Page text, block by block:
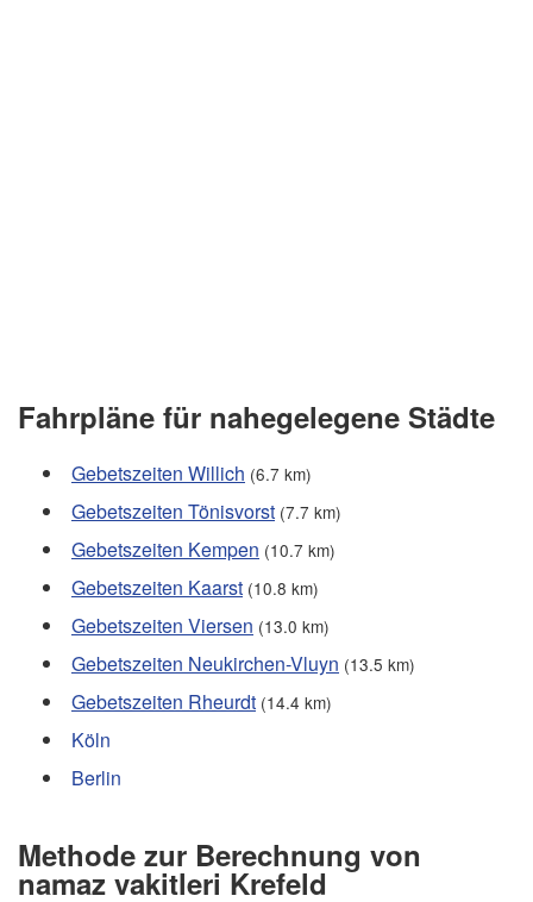
Fahrpläne für nahegelegene Städte
Gebetszeiten Willich (6.7 km)
Gebetszeiten Tönisvorst (7.7 km)
Gebetszeiten Kempen (10.7 km)
Gebetszeiten Kaarst (10.8 km)
Gebetszeiten Viersen (13.0 km)
Gebetszeiten Neukirchen-Vluyn (13.5 km)
Gebetszeiten Rheurdt (14.4 km)
Köln
Berlin
Methode zur Berechnung von
namaz vakitleri Krefeld